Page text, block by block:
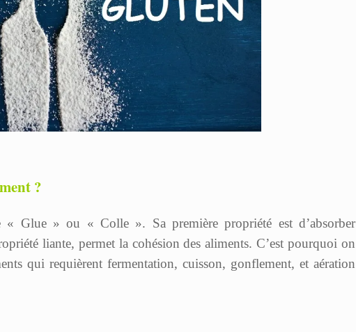
?
Glue » ou « Colle ». Sa première propriété est d’absorber
liante, permet la cohésion des aliments. C’est pourquoi on
qui requièrent fermentation, cuisson, gonflement, et aération